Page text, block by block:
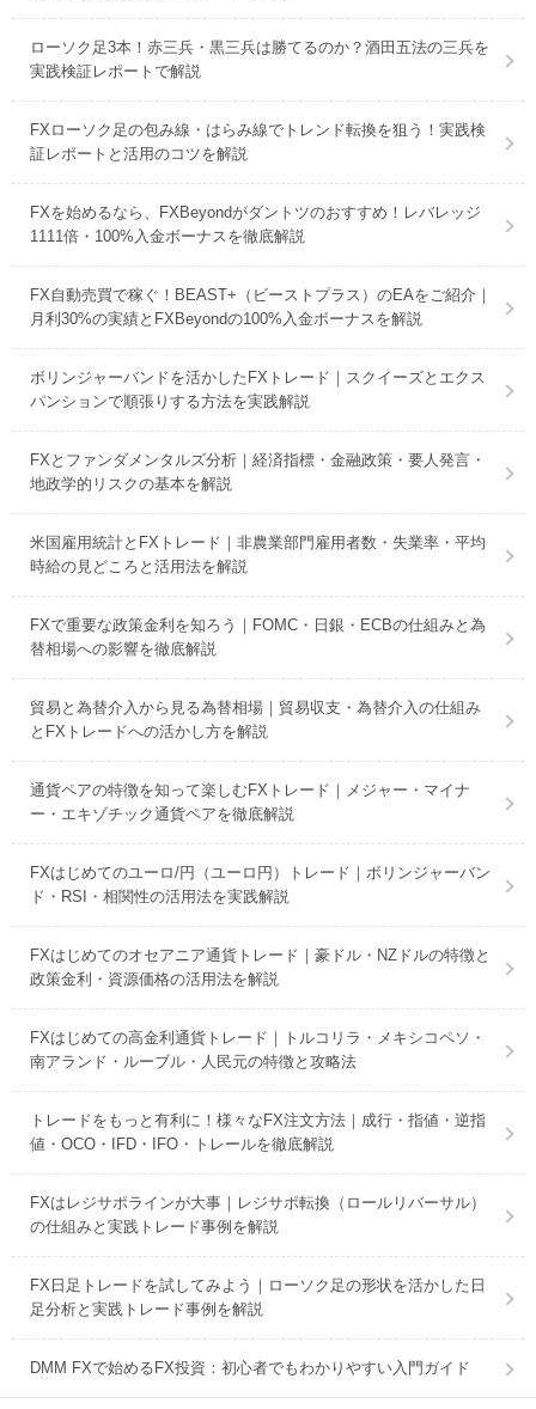
ローソク足3本！赤三兵・黒三兵は勝てるのか？酒田五法の三兵を
実践検証レポートで解説
FXローソク足の包み線・はらみ線でトレンド転換を狙う！実践検
証レポートと活用のコツを解説
FXを始めるなら、FXBeyondがダントツのおすすめ！レバレッジ
1111倍・100%入金ボーナスを徹底解説
FX自動売買で稼ぐ！BEAST+（ビーストプラス）のEAをご紹介｜
月利30%の実績とFXBeyondの100%入金ボーナスを解説
ボリンジャーバンドを活かしたFXトレード｜スクイーズとエクス
パンションで順張りする方法を実践解説
FXとファンダメンタルズ分析｜経済指標・金融政策・要人発言・
地政学的リスクの基本を解説
米国雇用統計とFXトレード｜非農業部門雇用者数・失業率・平均
時給の見どころと活用法を解説
FXで重要な政策金利を知ろう｜FOMC・日銀・ECBの仕組みと為
替相場への影響を徹底解説
貿易と為替介入から見る為替相場｜貿易収支・為替介入の仕組み
とFXトレードへの活かし方を解説
通貨ペアの特徴を知って楽しむFXトレード｜メジャー・マイナ
ー・エキゾチック通貨ペアを徹底解説
FXはじめてのユーロ/円（ユーロ円）トレード｜ボリンジャーバン
ド・RSI・相関性の活用法を実践解説
FXはじめてのオセアニア通貨トレード｜豪ドル・NZドルの特徴と
政策金利・資源価格の活用法を解説
FXはじめての高金利通貨トレード｜トルコリラ・メキシコペソ・
南アランド・ルーブル・人民元の特徴と攻略法
トレードをもっと有利に！様々なFX注文方法｜成行・指値・逆指
値・OCO・IFD・IFO・トレールを徹底解説
FXはレジサポラインが大事｜レジサポ転換（ロールリバーサル）
の仕組みと実践トレード事例を解説
FX日足トレードを試してみよう｜ローソク足の形状を活かした日
足分析と実践トレード事例を解説
DMM FXで始めるFX投資：初心者でもわかりやすい入門ガイド